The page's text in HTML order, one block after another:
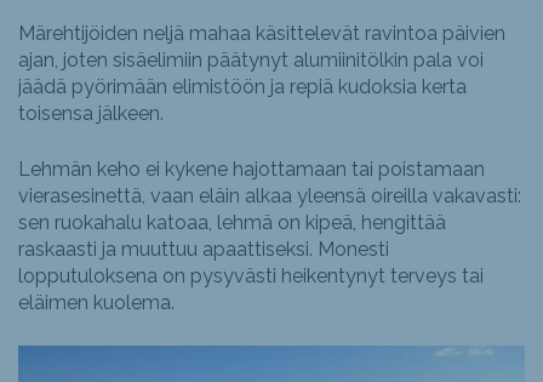
Märehtijöiden neljä mahaa käsittelevät ravintoa päivien
ajan, joten sisäelimiin päätynyt alumiinitölkin pala voi
jäädä pyörimään elimistöön ja repiä kudoksia kerta
toisensa jälkeen.
Lehmän keho ei kykene hajottamaan tai poistamaan
vierasesinettä, vaan eläin alkaa yleensä oireilla vakavasti:
sen ruokahalu katoaa, lehmä on kipeä, hengittää
raskaasti ja muuttuu apaattiseksi. Monesti
lopputuloksena on pysyvästi heikentynyt terveys tai
eläimen kuolema.